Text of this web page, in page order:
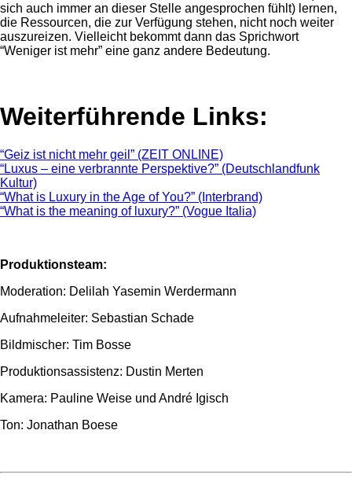
sich auch immer an dieser Stelle angesprochen fühlt) lernen,
die Ressourcen, die zur Verfügung stehen, nicht noch weiter
auszureizen. Vielleicht bekommt dann das Sprichwort
“Weniger ist mehr” eine ganz andere Bedeutung.
Weiterführende Links:
“Geiz ist nicht mehr geil” (ZEIT ONLINE)
“Luxus – eine verbrannte Perspektive?” (Deutschlandfunk
Kultur)
“What is Luxury in the Age of You?” (Interbrand)
“What is the meaning of luxury?” (Vogue Italia)
Produktionsteam:
Moderation: Delilah Yasemin Werdermann
Aufnahmeleiter: Sebastian Schade
Bildmischer: Tim Bosse
Produktionsassistenz: Dustin Merten
Kamera: Pauline Weise und André Igisch
Ton: Jonathan Boese